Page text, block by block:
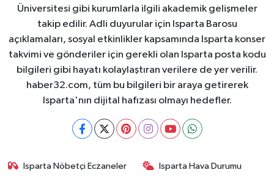
Üniversitesi gibi kurumlarla ilgili akademik gelişmeler
takip edilir. Adli duyurular için Isparta Barosu
açıklamaları, sosyal etkinlikler kapsamında Isparta konser
takvimi ve gönderiler için gerekli olan Isparta posta kodu
bilgileri gibi hayatı kolaylaştıran verilere de yer verilir.
haber32.com, tüm bu bilgileri bir araya getirerek
Isparta'nın dijital hafızası olmayı hedefler.
Isparta Nöbetçi Eczaneler Isparta Hava Durumu